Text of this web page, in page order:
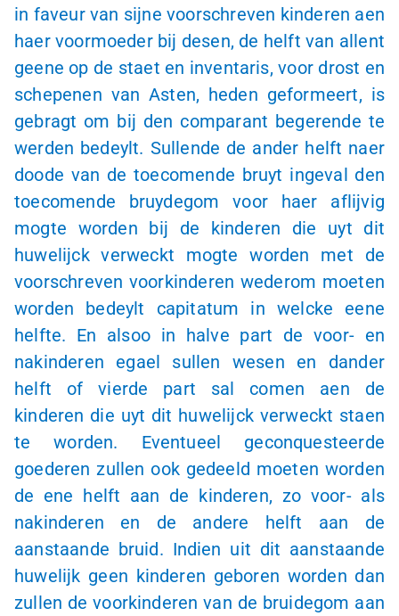
in faveur van sijne voorschreven kinderen aen
haer voormoeder bij desen, de helft van allent
geene op de staet en inventaris, voor drost en
schepenen van Asten, heden geformeert, is
gebragt om bij den comparant begerende te
werden bedeylt. Sullende de ander helft naer
doode van de toecomende bruyt ingeval den
toecomende bruydegom voor haer aflijvig
mogte worden bij de kinderen die uyt dit
huwelijck verweckt mogte worden met de
voorschreven voorkinderen wederom moeten
worden bedeylt capitatum in welcke eene
helfte. En alsoo in halve part de voor- en
nakinderen egael sullen wesen en dander
helft of vierde part sal comen aen de
kinderen die uyt dit huwelijck verweckt staen
te worden. Eventueel geconquesteerde
goederen zullen ook gedeeld moeten worden
de ene helft aan de kinderen, zo voor- als
nakinderen en de andere helft aan de
aanstaande bruid. Indien uit dit aanstaande
huwelijk geen kinderen geboren worden dan
zullen de voorkinderen van de bruidegom aan